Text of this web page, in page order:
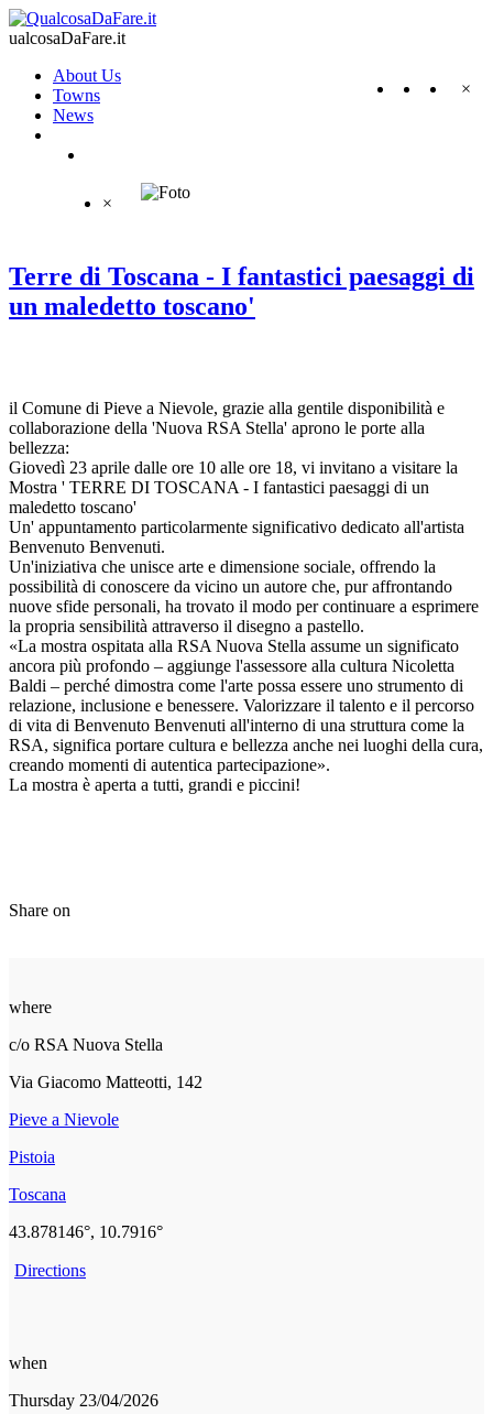
ualcosaDaFare.it
×
About Us
Towns
News
×
Terre di Toscana - I fantastici paesaggi di
un maledetto toscano'
il Comune di Pieve a Nievole, grazie alla gentile disponibilità e
collaborazione della 'Nuova RSA Stella' aprono le porte alla
bellezza:
Giovedì 23 aprile dalle ore 10 alle ore 18, vi invitano a visitare la
Mostra ' TERRE DI TOSCANA - I fantastici paesaggi di un
maledetto toscano'
Un' appuntamento particolarmente significativo dedicato all'artista
Benvenuto Benvenuti.
Un'iniziativa che unisce arte e dimensione sociale, offrendo la
possibilità di conoscere da vicino un autore che, pur affrontando
nuove sfide personali, ha trovato il modo per continuare a esprimere
la propria sensibilità attraverso il disegno a pastello.
«La mostra ospitata alla RSA Nuova Stella assume un significato
ancora più profondo – aggiunge l'assessore alla cultura Nicoletta
Baldi – perché dimostra come l'arte possa essere uno strumento di
relazione, inclusione e benessere. Valorizzare il talento e il percorso
di vita di Benvenuto Benvenuti all'interno di una struttura come la
RSA, significa portare cultura e bellezza anche nei luoghi della cura,
creando momenti di autentica partecipazione».
La mostra è aperta a tutti, grandi e piccini!
Share on
where
c/o RSA Nuova Stella
Via Giacomo Matteotti, 142
Pieve a Nievole
Pistoia
Toscana
43.878146°, 10.7916°
Directions
when
Thursday 23/04/2026